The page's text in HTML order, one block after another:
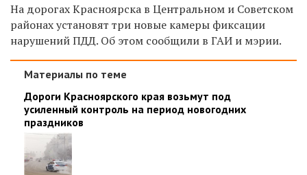
На дорогах Красноярска в Центральном и Советском
районах установят три новые камеры фиксации
нарушений ПДД. Об этом сообщили в ГАИ и мэрии.
Материалы по теме
Дороги Красноярского края возьмут под
усиленный контроль на период новогодних
праздников